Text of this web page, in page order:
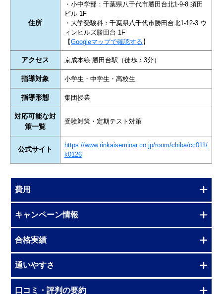
住所
・小中学部：千葉県八千代市勝田台北1-9-8 須田
ビル 1F
・大学受験科：千葉県八千代市勝田台北1-12-3 ウ
ィンヒルズ勝田台 1F
【Googleマップで確認する 】
アクセス 京成本線 勝田台駅（徒歩：3分）
指導対象 小学生・中学生・高校生
指導形態 集団授業
対応可能な対
策一覧
受験対策・定期テスト対策
公式サイト
https://www.rinkaiseminar.co.jp/room/chiba/cc011/
k0126
費用
キャンペーン情報
合格実績
通いやすさ
口コミ・評判の要約